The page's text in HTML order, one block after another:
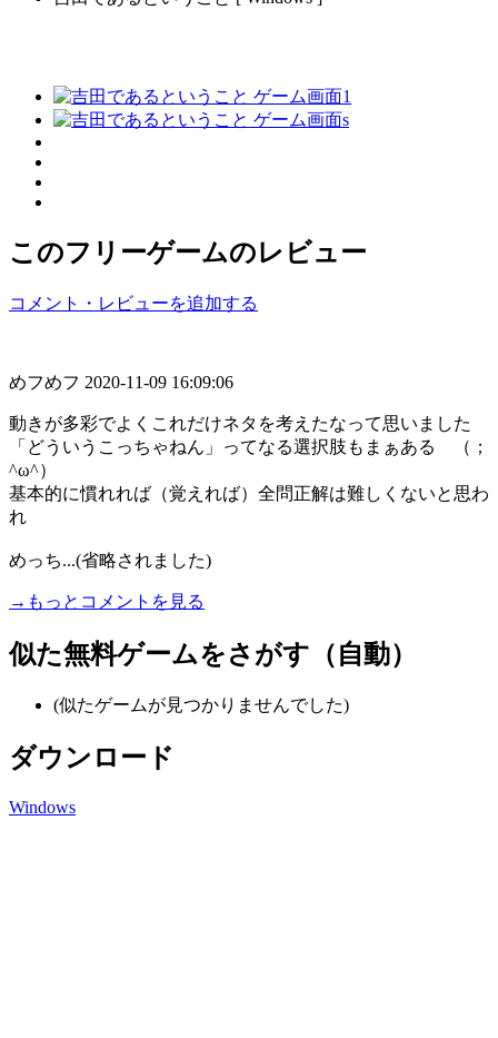
このフリーゲームのレビュー
コメント・レビューを追加する
めフめフ 2020-11-09 16:09:06
動きが多彩でよくこれだけネタを考えたなって思いました
「どういうこっちゃねん」ってなる選択肢もまぁある （；
^ω^）
基本的に慣れれば（覚えれば）全問正解は難しくないと思わ
れ
めっち...(省略されました)
→もっとコメントを見る
似た無料ゲームをさがす（自動）
(似たゲームが見つかりませんでした)
ダウンロード
Windows